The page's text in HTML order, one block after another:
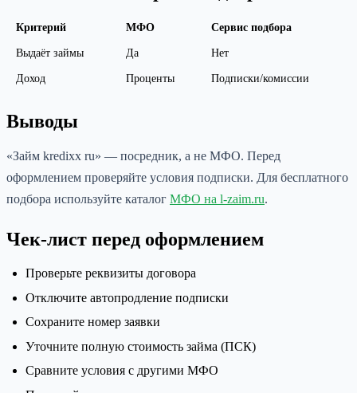
Критерий МФО Сервис подбора
Выдаёт займы Да Нет
Доход Проценты Подписки/комиссии
Выводы
«Займ kredixx ru» — посредник, а не МФО. Перед
оформлением проверяйте условия подписки. Для бесплатного
подбора используйте каталог МФО на l-zaim.ru.
Чек-лист перед оформлением
Проверьте реквизиты договора
Отключите автопродление подписки
Сохраните номер заявки
Уточните полную стоимость займа (ПСК)
Сравните условия с другими МФО